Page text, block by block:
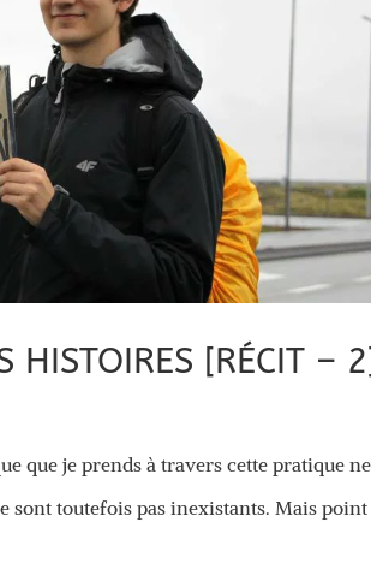
HISTOIRES [RÉCIT –
que je prends à travers cette pratique ne
sont toutefois pas inexistants. Mais point